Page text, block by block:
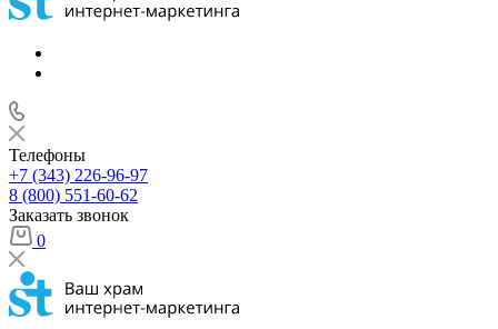
Телефоны
+7 (343) 226-96-97
8 (800) 551-60-62
Заказать звонок
0